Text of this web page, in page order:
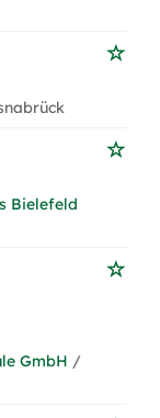
Bielefeld
GmbH /